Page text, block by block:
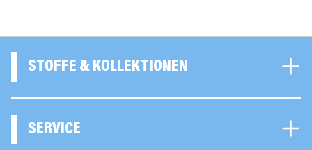
STOFFE & KOLLEKTIONEN
SERVICE